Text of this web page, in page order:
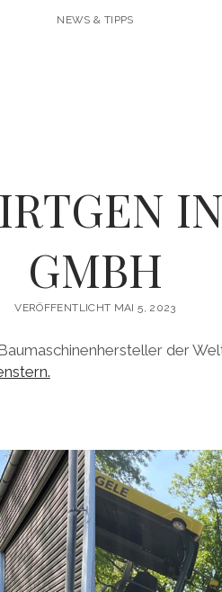
NEWS & TIPPS
GMBH
VERÖFFENTLICHT MAI 5, 2023
der